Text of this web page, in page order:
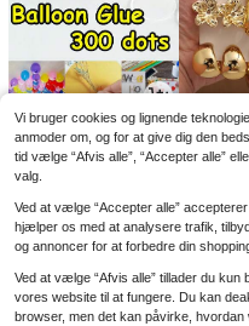
2.88€ 4 .20€
Vi bruger cookies og lignende
anmoder om, og for at give dig den
tid vælge “Afvis alle”, “Accepter alle”
valg.
Ved at vælge “Accepter alle”
hjælper os med at analysere trafik,
og annoncer for at forbedre din
Ved at vælge “Afvis alle” tillader du
vores website til at fungere. Du kan
browser, men det kan påvirke, hvordan